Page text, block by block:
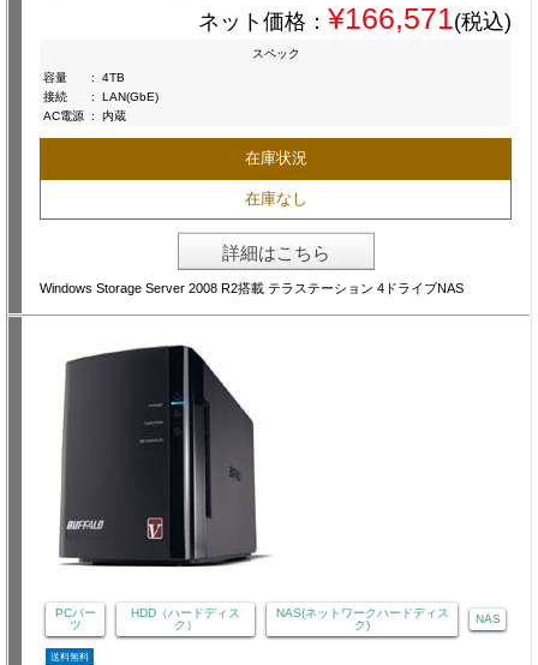
ネット価格： ¥166,571(税込)
スペック
容量
:
4TB
接続
:
LAN(GbE)
AC電源 : 内蔵
在庫状況
在庫なし
詳細はこちら
Windows Storage Server 2008 R2搭載 テラステーション 4ドライブNAS
PCパー
ツ
HDD（ハードディス
ク）
NAS(ネットワークハードディス
ク)
NAS
送料無料